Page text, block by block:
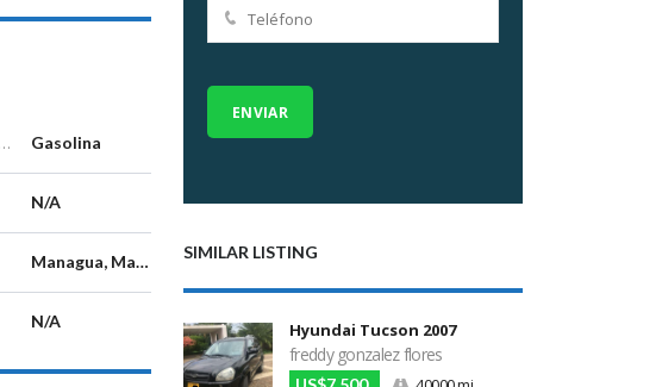
Gasolina
N/A
Managua, Managua
N/A
SIMILAR LISTING
Hyundai Tucson 2007
freddy gonzalez flores